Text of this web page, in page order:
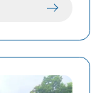
現されて
軽量で加